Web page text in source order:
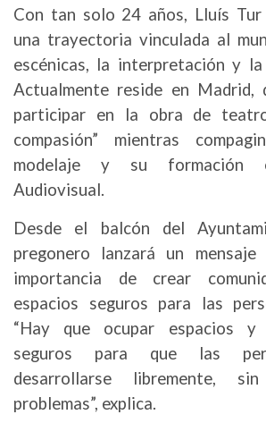
Con tan solo 24 años, Lluís Tur
una trayectoria vinculada al
escénicas, la interpretación y
Actualmente reside en Madrid,
participar en la obra de
compasión” mientras
modelaje y su formación
Audiovisual.
Desde el balcón del
pregonero lanzará un
importancia de crear
espacios seguros para las
“Hay que ocupar espacios y
seguros para que las
desarrollarse libremente,
problemas”, explica.